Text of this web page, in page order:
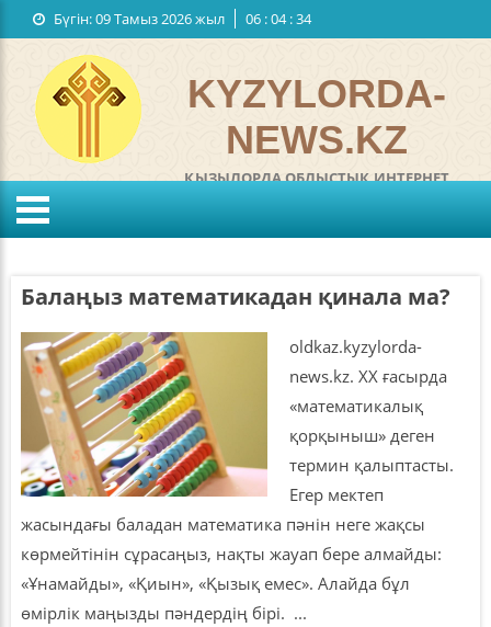
Бүгін:09 Тамыз 2026 жыл 06 :04 :34
Мемлекеттiк рәміздер
KYZYLORDA-
NEWS.KZ
ҚЫЗЫЛОРДА ОБЛЫСТЫҚ ИНТЕРНЕТ
Қысым:мм
Балаңыз математикадан қинала ма?
oldkaz.kyzylorda-
news.kz. ХХ ғасырда
«математикалық
қорқыныш» деген
термин қалыптасты.
Егер мектеп
жасындағы баладан математика пәнін неге жақсы
көрмейтінін сұрасаңыз, нақты жауап бере алмайды:
«Ұнамайды», «Қиын», «Қызық емес». Алайда бұл
өмірлік маңызды пәндердің бірі. ...